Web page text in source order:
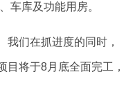
车库及功能用房。
们在抓进度的同时，
目将于8月底全面完工，